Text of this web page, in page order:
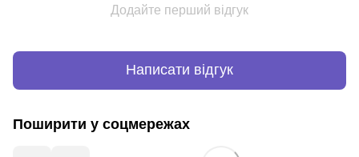
Додайте перший відгук
Написати відгук
Поширити у соцмережах